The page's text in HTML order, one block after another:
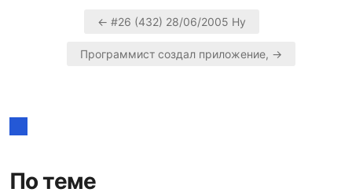
Навигация
← #26 (432) 28/06/2005 Ну
Программист создал приложение, →
По теме